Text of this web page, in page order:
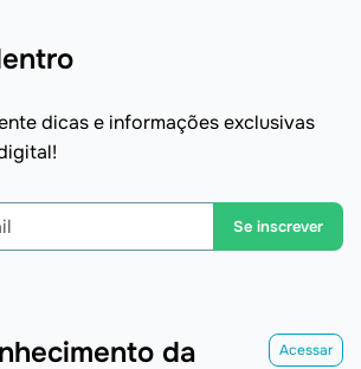
dicas e informações exclusivas
Se inscrever
da Acessar